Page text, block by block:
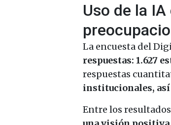
Uso de la
La encuesta del
respuestas: 1.627
respuestas
institucionales, así
Entre los